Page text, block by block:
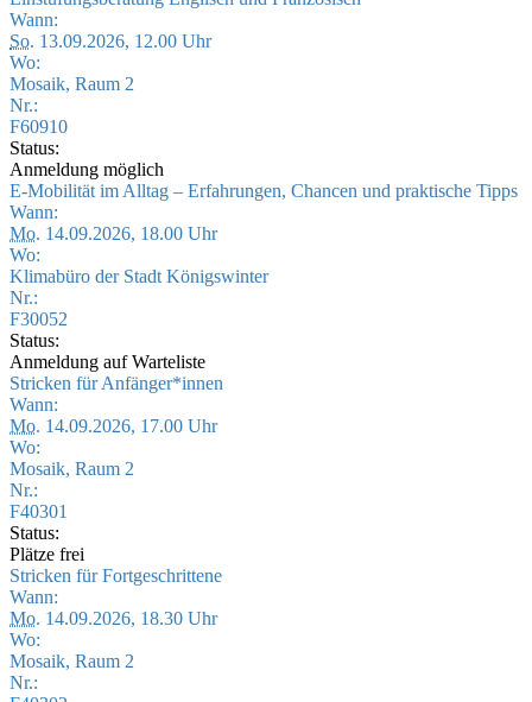
Wann:
So. 13.09.2026, 12.00 Uhr
Wo:
Mosaik, Raum 2
Nr.:
F60910
Status:
Anmeldung möglich
E-Mobilität im Alltag – Erfahrungen, Chancen und praktische Tipps
Wann:
Mo. 14.09.2026, 18.00 Uhr
Wo:
Klimabüro der Stadt Königswinter
Nr.:
F30052
Status:
Anmeldung auf Warteliste
Stricken für Anfänger*innen
Wann:
Mo. 14.09.2026, 17.00 Uhr
Wo:
Mosaik, Raum 2
Nr.:
F40301
Status:
Plätze frei
Stricken für Fortgeschrittene
Wann:
Mo. 14.09.2026, 18.30 Uhr
Wo:
Mosaik, Raum 2
Nr.: